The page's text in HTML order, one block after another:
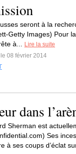
seront à la
Getty Images) Pour
à...
Lire la suite
08 février 2014
dans
Sherman est
Ses
à ses coups d’éclat